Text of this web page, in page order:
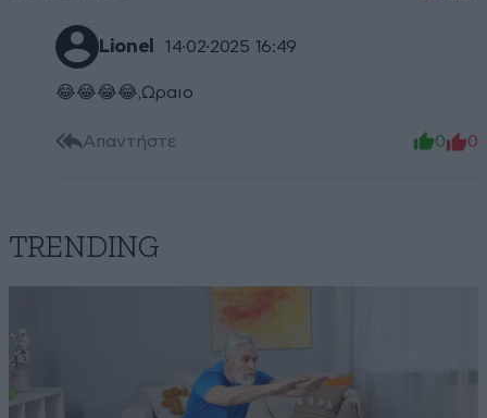
Lionel 14·02·2025 16:49
😂😂😂😂,Ωραιο
Απαντήστε 0 0
TRENDING